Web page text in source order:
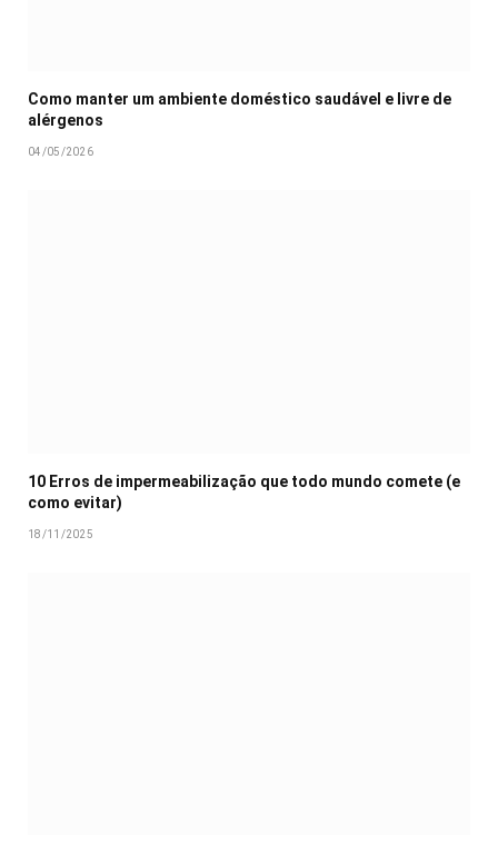
Como manter um ambiente doméstico saudável e livre de
alérgenos
04/05/2026
10 Erros de impermeabilização que todo mundo comete (e
como evitar)
18/11/2025